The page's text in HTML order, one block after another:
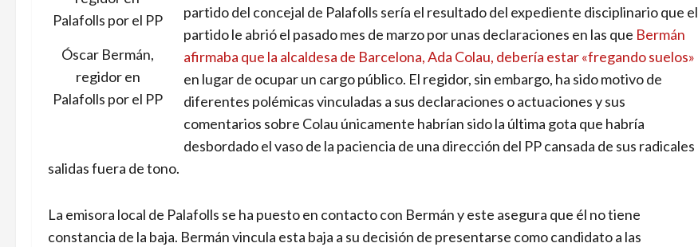
Óscar Bermán,
regidor en
Palafolls por el PP
partido del concejal de Palafolls sería el resultado del expediente disciplinario que el
partido le abrió el pasado mes de marzo por unas declaraciones en las que Bermán
afirmaba que la alcaldesa de Barcelona, Ada Colau, debería estar «fregando suelos»
en lugar de ocupar un cargo público. El regidor, sin embargo, ha sido motivo de
diferentes polémicas vinculadas a sus declaraciones o actuaciones y sus
comentarios sobre Colau únicamente habrían sido la última gota que habría
desbordado el vaso de la paciencia de una dirección del PP cansada de sus radicales
salidas fuera de tono.
La emisora local de Palafolls se ha puesto en contacto con Bermán y este asegura que él no tiene
constancia de la baja. Bermán vincula esta baja a su decisión de presentarse como candidato a las